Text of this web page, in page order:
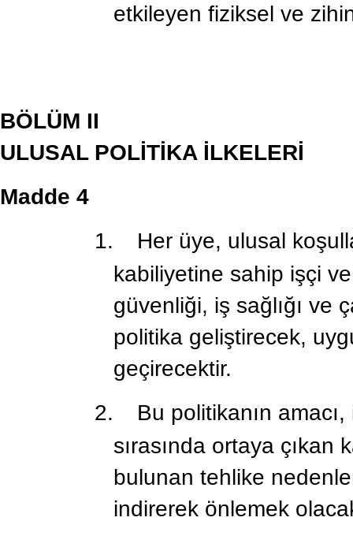
etkileyen fiziksel ve
BÖLÜM II
ULUSAL POLİTİKA İLKELERİ
Madde 4
1.
Her üye, ulusal
kabiliyetine sahip işçi
güvenliği, iş sağlığı ve
politika geliştirecek,
geçirecektir.
2.
Bu politikanın
sırasında ortaya çıkan
bulunan tehlike
indirerek önlemek